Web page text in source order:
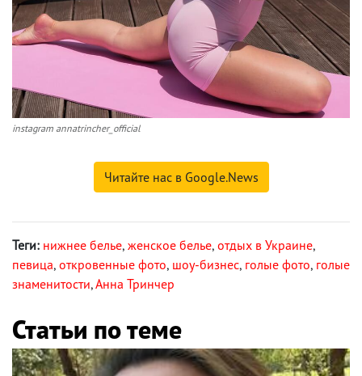
instagram annatrincher_official
Читайте нас в Google.News
Теги: нижнее белье, женское белье, отдых в Украине,
певица, откровенные фото, шоу-бизнес, голые фото, голые
знаменитости,Анна Тринчер
Статьи по теме